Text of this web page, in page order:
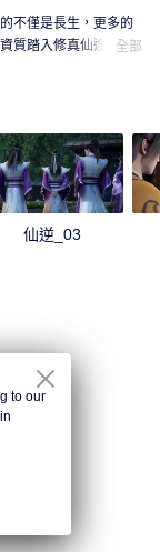
不僅是長生，更多的
質踏入修真仙途，歷
全部
仙逆_03
to our